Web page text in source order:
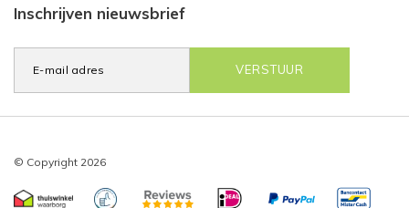
Inschrijven nieuwsbrief
VERSTUUR
© Copyright 2026